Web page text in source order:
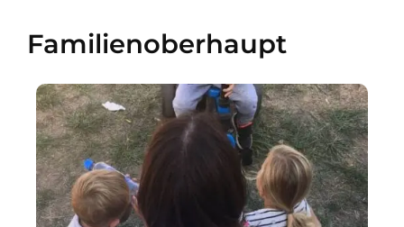
Familienoberhaupt